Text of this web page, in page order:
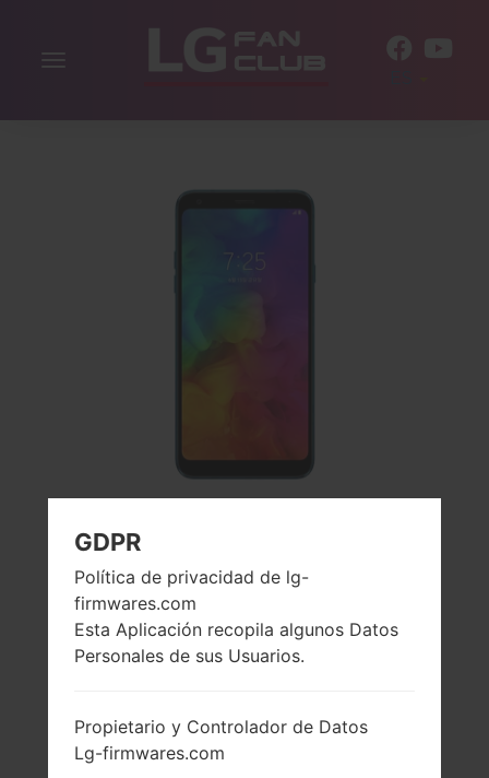
Alternar
LG Q725K (LMQ725K)
DE LA SERIE LG Q7
PLUS
GDPR
Política de privacidad de lg-
firmwares.com
Esta Aplicación recopila algunos Datos
Personales de sus Usuarios.
Propietario y Controlador de Datos
Lg-firmwares.com